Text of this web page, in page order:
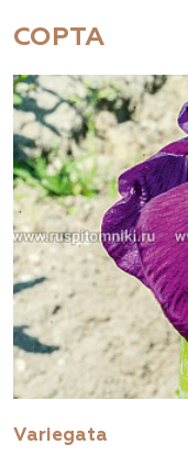
СОРТА
Variegata